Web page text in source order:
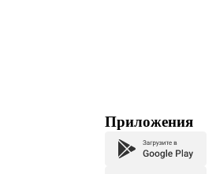
Приложения